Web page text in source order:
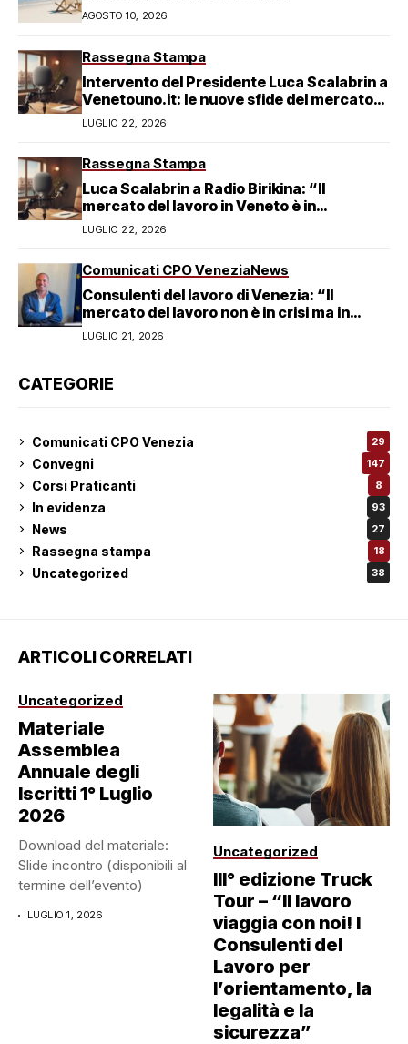
AGOSTO 10, 2026
Rassegna Stampa
Intervento del Presidente Luca Scalabrin a
Venetouno.it: le nuove sfide del mercato
del lavoro veneziano
LUGLIO 22, 2026
Rassegna Stampa
Luca Scalabrin a Radio Birikina: “Il
mercato del lavoro in Veneto è in
trasformazione”
LUGLIO 22, 2026
Comunicati CPO VeneziaNews
Consulenti del lavoro di Venezia: “Il
mercato del lavoro non è in crisi ma in
trasformazione, serve responsabilità
condivisa”
LUGLIO 21, 2026
CATEGORIE
Comunicati CPO Venezia 29
Convegni 147
Corsi Praticanti 8
In evidenza 93
News 27
Rassegna stampa 18
Uncategorized 38
ARTICOLI CORRELATI
Uncategorized
Materiale
Assemblea
Annuale degli
Iscritti 1° Luglio
2026
Download del materiale:
Slide incontro (disponibili al
termine dell’evento)
LUGLIO 1, 2026
Uncategorized
III° edizione Truck
Tour – “Il lavoro
viaggia con noi! I
Consulenti del
Lavoro per
l’orientamento, la
legalità e la
sicurezza”